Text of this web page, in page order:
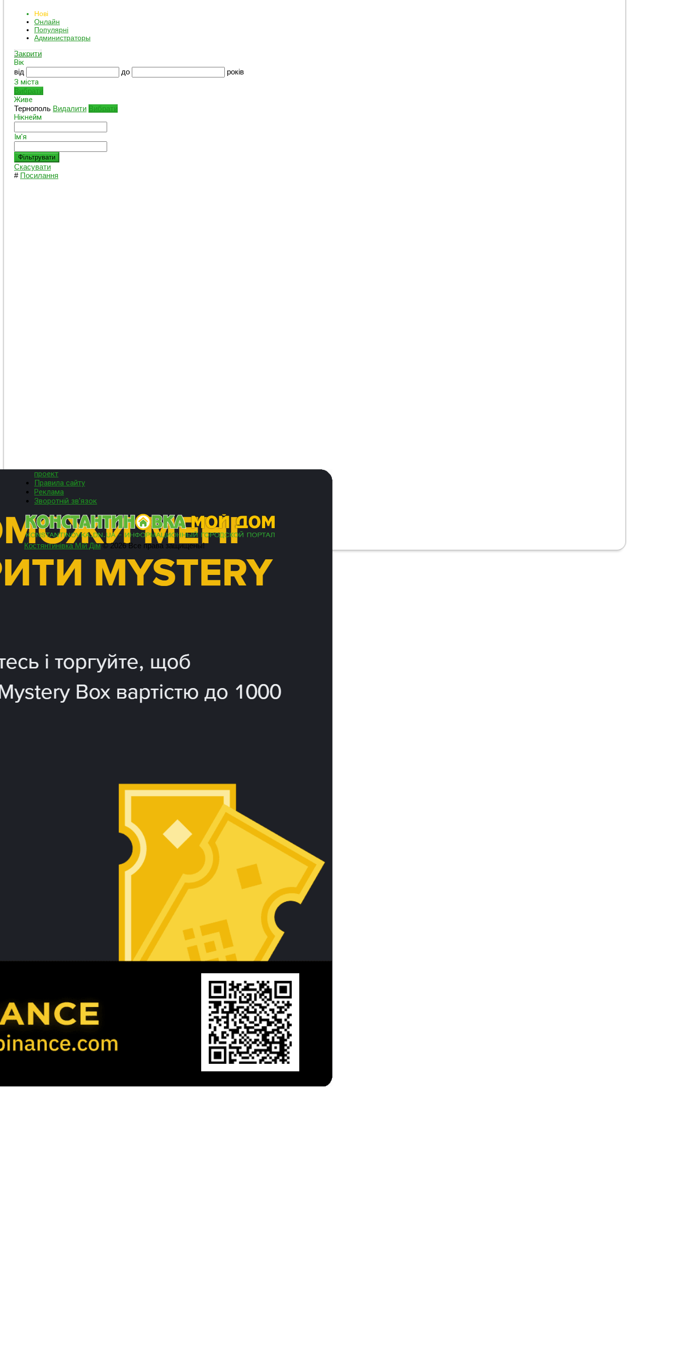
Нові
Онлайн
Популярні
Администраторы
Закрити
Вік
від до років
З міста
Вибрати
Живе
Тернополь Видалити Вибрати
Нікнейм
Ім'я
Фільтрувати
Скасувати
# Посилання
проект
Правила сайту
Реклама
Зворотній зв'язок
Костянтинівка Мій Дім© 2026 Все права защищены!